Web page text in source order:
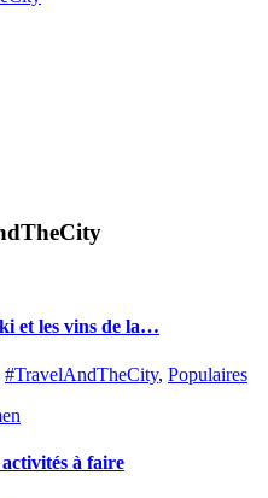
et les vins de la…
#TravelAndTheCity, Populaires
à faire